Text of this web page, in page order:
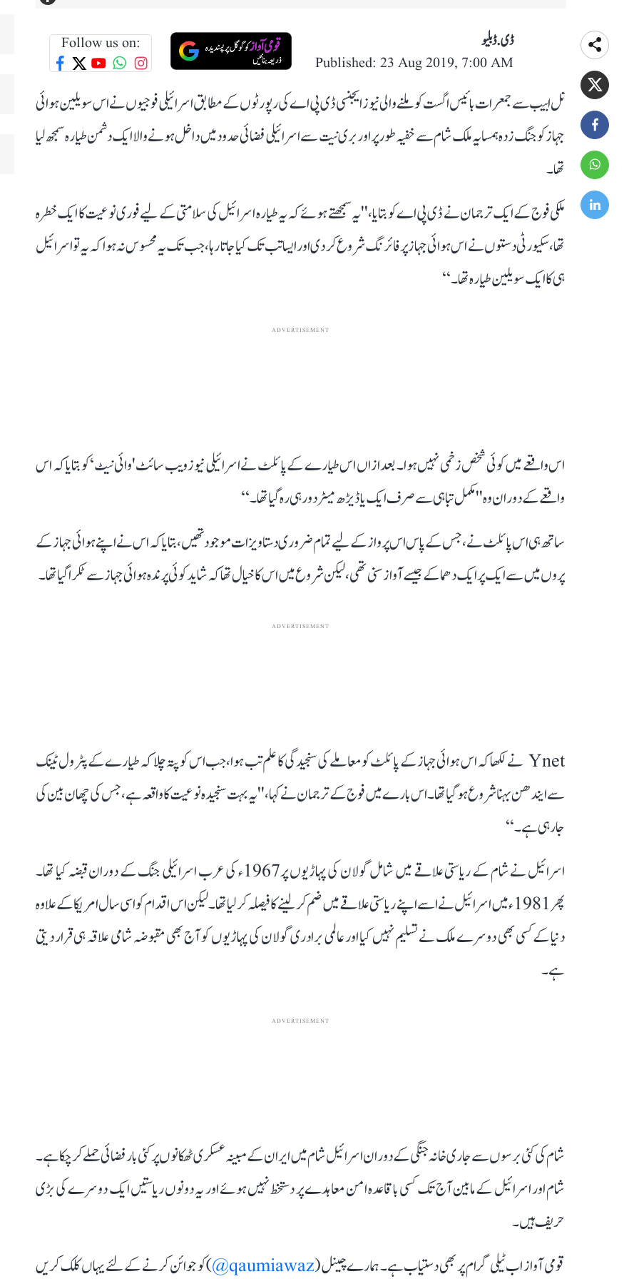
ڈی. ڈبلیو
Published: 23 Aug 2019, 7:00 AM
Follow us on:
تل ابیب سے جمعرات بائیس اگست کو ملنے والی نیوز ایجنسی ڈی پی اے کی رپورٹوں کے مطابق اسرائیلی فوجیوں نے اس سویلین ہوائی
جہاز کو جنگ زدہ ہمسایہ ملک شام سے خفیہ طور پر اور بری نیت سے اسرائیلی فضائی حدود میں داخل ہونے والا ایک دشمن طیارہ سمجھ لیا
تھا۔
ملکی فوج کے ایک ترجمان نے ڈی پی اے کو بتایا، ''یہ سمجھتے ہوئے کہ یہ طیارہ اسرائیل کی سلامتی کے لیے فوری نوعیت کا ایک خطرہ
تھا، سکیورٹی دستوں نے اس ہوائی جہاز پر فائرنگ شروع کر دی اور ایسا تب تک کیا جاتا رہا، جب تک یہ محسوس نہ ہوا کہ یہ تو اسرائیل
ہی کا ایک سویلین طیارہ تھا۔‘‘
ADVERTISEMENT
اس واقعے میں کوئی شخص زخمی نہیں ہوا۔ بعد ازاں اس طیارے کے پائلٹ نے اسرائیلی نیوز ویب سائٹ 'وائی نیٹ‘ کو بتایا کہ اس
واقعے کے دوران وہ ''مکمل تباہی سے صرف ایک یا ڈیڑھ میٹر دور ہی رہ گیا تھا۔‘‘
ساتھ ہی اس پائلٹ نے، جس کے پاس اس پرواز کے لیے تمام ضروری دستاویزات موجود تھیں، بتایا کہ اس نے اپنے ہوائی جہاز کے
پروں میں سے ایک پر ایک دھماکے جیسے آواز سنی تھی، لیکن شروع میں اس کا خیال تھا کہ شاید کوئی پرندہ ہوائی جہاز سے ٹکرا گیا تھا۔
ADVERTISEMENT
Ynet نے لکھا کہ اس ہوائی جہاز کے پائلٹ کو معاملے کی سنجیدگی کا علم تب ہوا، جب اس کو پتہ چلا کہ طیارے کے پٹرول ٹینک
سے ایندھن بہنا شروع ہو گیا تھا۔ اس بارے میں فوج کے ترجمان نے کہا، ''یہ بہت سنجیدہ نوعیت کا واقعہ ہے، جس کی چھان بین کی
جا رہی ہے۔‘‘
اسرائیل نے شام کے ریاستی علاقے میں شامل گولان کی پہاڑیوں پر1967ء کی عرب اسرائیلی جنگ کے دوران قبضہ کیا تھا۔
پھر 1981ء میں اسرائیل نے اسے اپنے ریاستی علاقے میں ضم کر لینے کا فیصلہ کر لیا تھا۔ لیکن اس اقدام کو اسی سال امریکا کے علاوہ
دنیا کے کسی بھی دوسرے ملک نے تسلیم نہیں کیا اور عالمی برادری گولان کی پہاڑیوں کو آج بھی مقبوضہ شامی علاقہ ہی قرار دیتی
ہے۔
ADVERTISEMENT
شام کی کئی برسوں سے جاری خانہ جنگی کے دوران اسرائیل شام میں ایران کے مبینہ عسکری ٹھکانوں پر کئی بار فضائی حملے کر چکا ہے۔
شام اور اسرائیل کے مابین آج تک کسی باقاعدہ امن معاہدے پر دستخط نہیں ہوئے اور یہ دونوں ریاستیں ایک دوسرے کی بڑی
حریف ہیں۔
قومی آواز اب ٹیلی گرام پر بھی دستیاب ہے۔ ہمارے چینل (qaumiawaz@
) کو جوائن کرنے کے لئے یہاں کلک کریں